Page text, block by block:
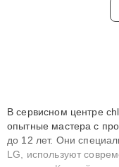
В сервисном центре
опытные мастера с
до 12 лет. Они
LG, используют